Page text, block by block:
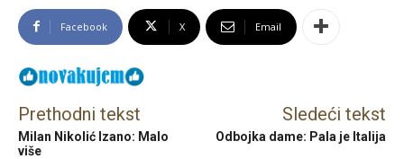
Facebook X Email
Prethodni tekst
Milan Nikolić Izano: Malo
više
Sledeći tekst
Odbojka dame: Pala je Italija